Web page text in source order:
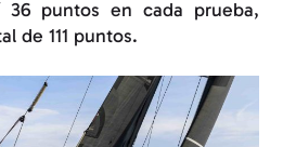
36 puntos en cada prueba,
de 111 puntos.